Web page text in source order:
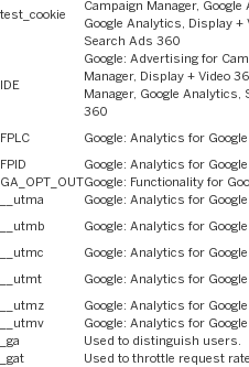
test_cookie
Campaign Manager, Google
Google Analytics, Display +
Search Ads 360
IDE
Google: Advertising for
Manager, Display + Video
Manager, Google Analytics,
360
FPLC Google: Analytics for
FPID Google: Analytics for
GA_OPT_OUT Google: Functionality for
__utma
Google: Analytics for
__utmb Google: Analytics for
__utmc Google: Analytics for
__utmt Google: Analytics for
__utmz Google: Analytics for
__utmv
Google: Analytics for
_ga
Used to distinguish users.
_gat
Used to throttle request